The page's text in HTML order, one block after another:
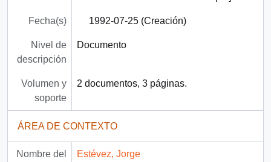
Fecha(s) 1992-07-25 (Creación)
Nivel de
descripción
Documento
Volumen y
soporte
2 documentos, 3 páginas.
ÁREA DE CONTEXTO
Nombre del Estévez, Jorge